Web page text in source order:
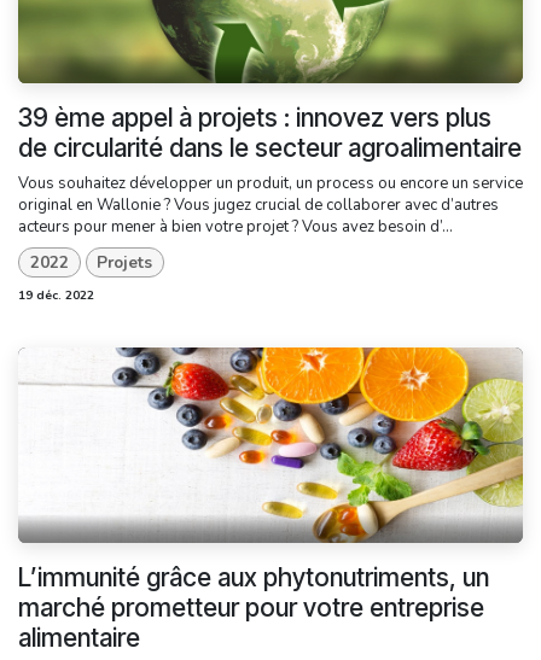
39 ème appel à projets : innovez vers plus
de circularité dans le secteur agroalimentaire
Vous souhaitez développer un produit, un process ou encore un service
original en Wallonie ? Vous jugez crucial de collaborer avec d’autres
acteurs pour mener à bien votre projet ? Vous avez besoin d’...
2022 Projets
19 déc. 2022
L’immunité grâce aux phytonutriments, un
marché prometteur pour votre entreprise
alimentaire